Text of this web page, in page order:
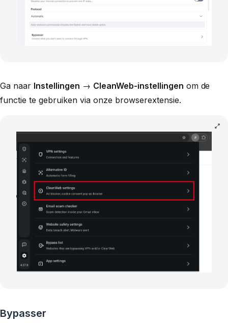
Ga naar Instellingen → CleanWeb-instellingen om de
functie te gebruiken via onze browserextensie.
Bypasser